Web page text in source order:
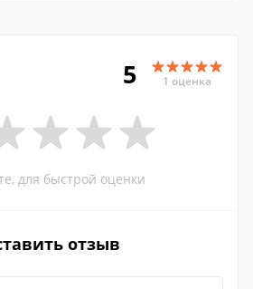
5 1 оценка
для быстрой оценки
отзыв